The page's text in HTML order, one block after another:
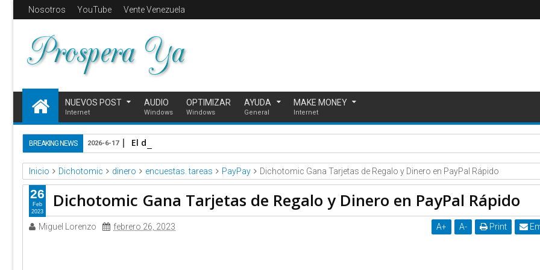
Nosotros YouTube Vente Venezuela
NUEVOS POST
Internet
AUDIO
Windows
OPTIMIZAR
Windows
AYUDA
General
MAKE MONEY
Internet
BREAKING NEWS El día que internet se une por Venezuela: ¡Únete a la MEGA Protesta Digital!
2026-6-17
Inicio Dichotomic dinero encuestas. tareas PayPay Dichotomic Gana Tarjetas de Regalo y Dinero en PayPal Rápido
Dichotomic Gana Tarjetas de Regalo y Dinero en PayPal Rápido
Miguel Lorenzo febrero 26, 2023 A+ A- Print
26
Feb
2023